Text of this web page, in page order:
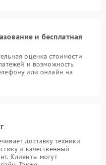
и бесплатная
оценка стоимости
и возможность
или онлайн на
доставку техники
и качественный
Клиенты могут